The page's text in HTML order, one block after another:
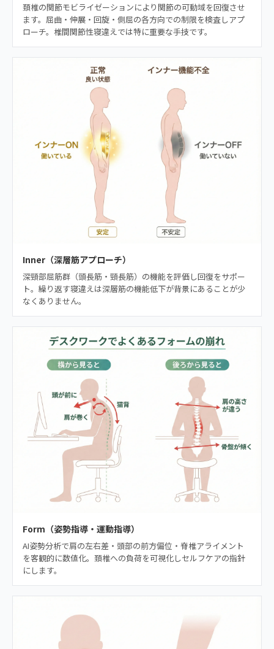
頚椎の関節モビライゼーションにより関節の可動域を回復させ
ます。屈曲・伸展・回旋・側屈の各方向での制限を検査しアプ
ローチ。椎間関節性寝違えでは特に重要な手技です。
Inner（深層筋アプローチ）
深頸部屈筋群（頭長筋・頸長筋）の機能を評価し回復をサポー
ト。繰り返す寝違えは深層筋の機能低下が背景にあることが少
なくありません。
Form（姿勢指導・運動指導）
AI姿勢分析で肩の左右差・頭部の前方偏位・脊椎アライメント
を客観的に数値化。頚椎への負荷を可視化しセルフケアの指針
にします。